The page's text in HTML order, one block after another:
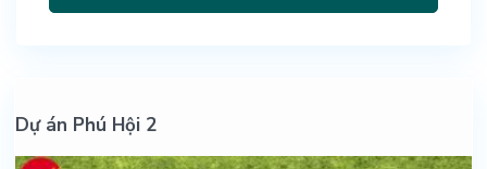
Dự án Phú Hội 2